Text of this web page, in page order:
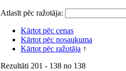
Atlasīt pēc ražotāja:
Kārtot pēc cenas
Kārtot pēc nosaukuma
Kārtot pēc ražotāja ↑
Rezultāti 201 - 138 no 138